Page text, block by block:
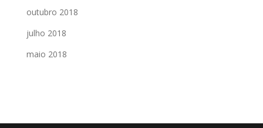
outubro 2018
julho 2018
maio 2018